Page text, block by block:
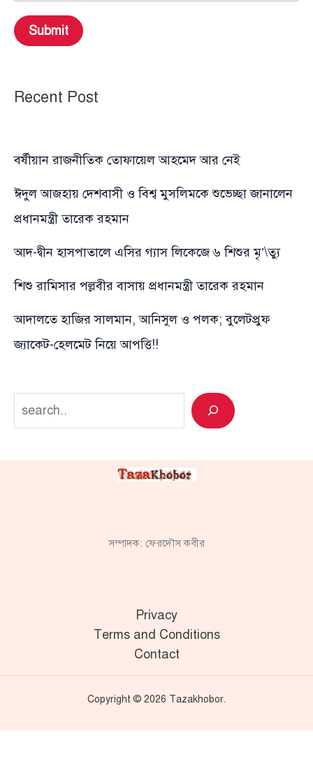
Submit
Recent Post
বর্ষীয়ান রাজনীতিক তোফায়েল আহমেদ আর নেই
ঈদুল আজহায় দেশবাসী ও বিশ্ব মুসলিমকে শুভেচ্ছা জানালেন
প্রধানমন্ত্রী তারেক রহমান
আদ-দ্বীন হাসপাতালে এসির গ্যাস লিকেজে ৬ শিশুর মৃ’\ত্যু
শিশু রামিসার পল্লবীর বাসায় প্রধানমন্ত্রী তারেক রহমান
আদালতে হাজির সালমান, আনিসুল ও পলক; বুলেটপ্রুফ
জ্যাকেট-হেলমেট নিয়ে আপত্তি!!
Search
সম্পাদক: ফেরদৌস কবীর
Privacy
Terms and Conditions
Contact
Copyright © 2026 Tazakhobor.